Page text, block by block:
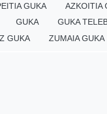
GUKA AZKOITIA
GUKA
GUKA
GUKA
ZUMAIA GUKA